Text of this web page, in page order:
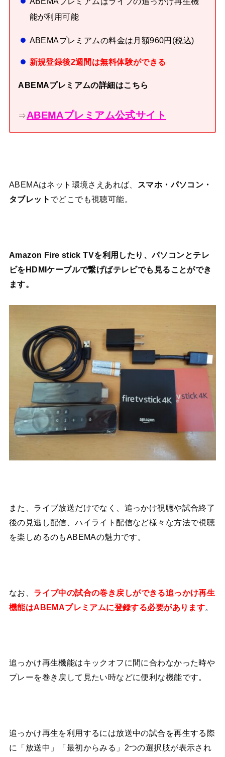
能が利用可能
ABEMAプレミアムの料金は月額960円(税込)
新規登録後2週間は無料体験ができる
ABEMAプレミアムの詳細はこちら
⇒ABEMAプレミアム公式サイト
ABEMAはネット環境さえあれば、
スマホ・パソコン・
タブレット でどこでも視聴可能。
Amazon Fire stick TVを利用したり、パソコンとテレ
ビをHDMIケーブルで繋げばテレビでも見ることができ
ます。
また、ライブ放送だけでなく、追っかけ視聴や試合終了
後の見逃し配信、ハイライト配信など様々な方法で視聴
を楽しめるのもABEMAの魅力です。
なお、 ライブ中の試合の巻き戻しができる追っかけ再生
機能はABEMAプレミアムに登録する必要があります。
追っかけ再生機能はキックオフに間に合わなかった時や
プレーを巻き戻して見たい時などに便利な機能です。
追っかけ再生を利用するには放送中の試合を再生する際
に「放送中」「最初からみる」2つの選択肢が表示され